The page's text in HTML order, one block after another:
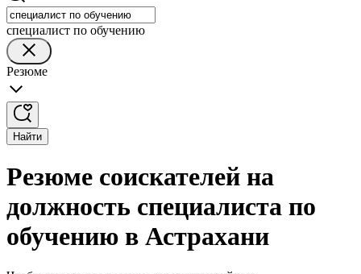
специалист по обучению
Резюме
Найти
Резюме соискателей на
должность специалиста по
обучению в Астрахани